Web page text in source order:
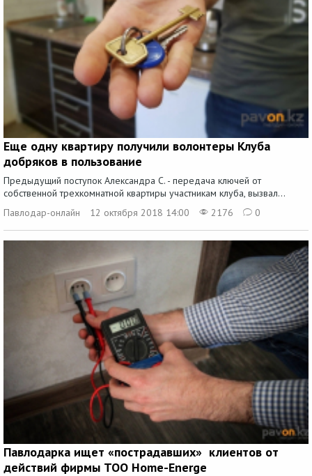
Еще одну квартиру получили волонтеры Клуба
добряков в пользование
Предыдущий поступок Александра С. - передача ключей от
собственной трехкомнатной квартиры участникам клуба, вызвал...
Павлодар-онлайн
12 октября 2018 14:00 2176 0
Павлодарка ищет «пострадавших» клиентов от
действий фирмы ТОО Home-Energe